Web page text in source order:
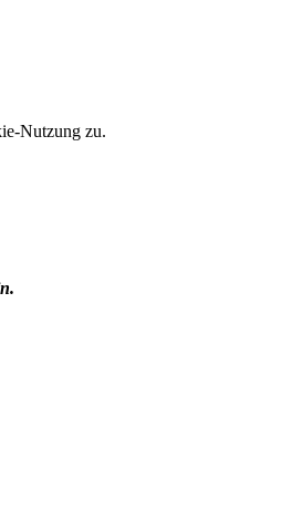
Nutzung zu.